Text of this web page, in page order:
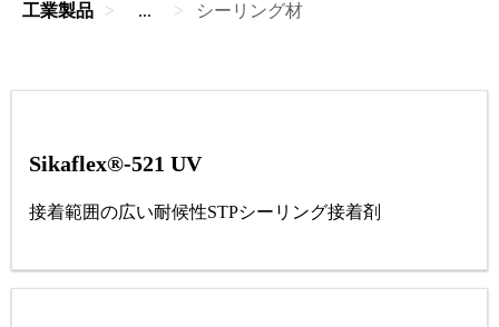
工業製品 ... シーリング材
Sikaflex®-521 UV
接着範囲の広い耐候性STPシーリング接着剤